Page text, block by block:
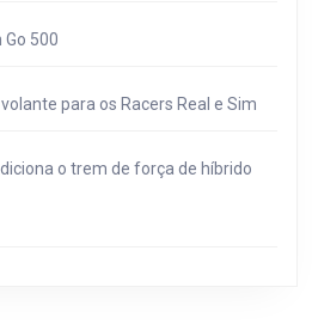
500
para os Racers Real e Sim
o trem de força de híbrido